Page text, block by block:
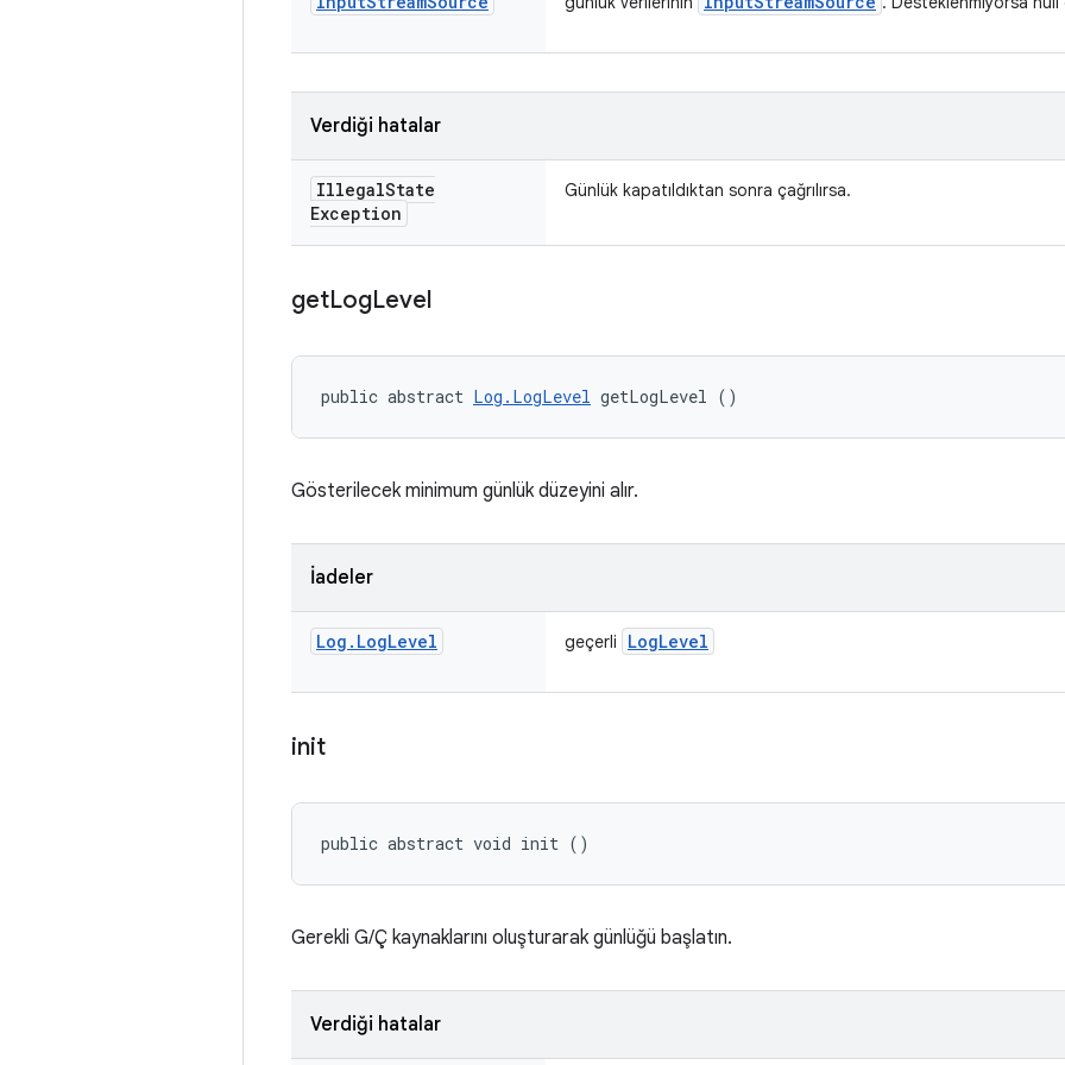
Verdiği hatalar
IllegalState
Exception
Günlük kapatıldıktan sonra çağrılırsa.
getLogLevel
public abstract Log.LogLevel getLogLevel ()
Gösterilecek minimum günlük düzeyini alır.
İadeler
Log . LogLevel geçerli LogLevel
init
public abstract void init ()
Gerekli G/Ç kaynaklarını oluşturarak günlüğü başlatın.
Verdiği hatalar